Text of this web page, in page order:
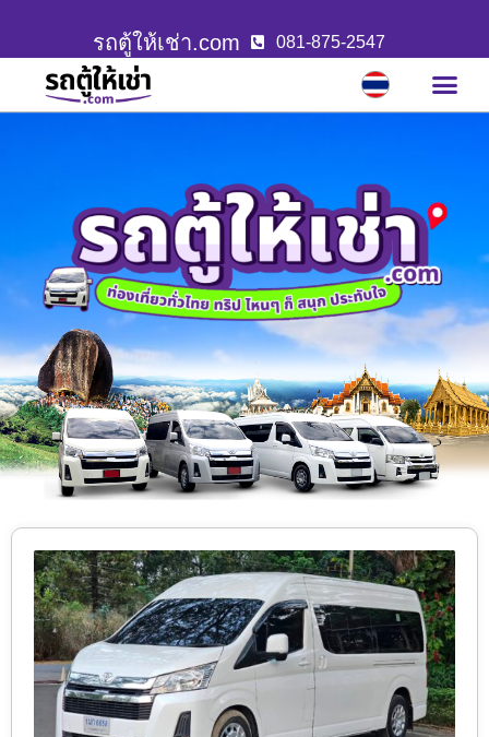
รถตู้ให้เช่า.com 081-875-2547